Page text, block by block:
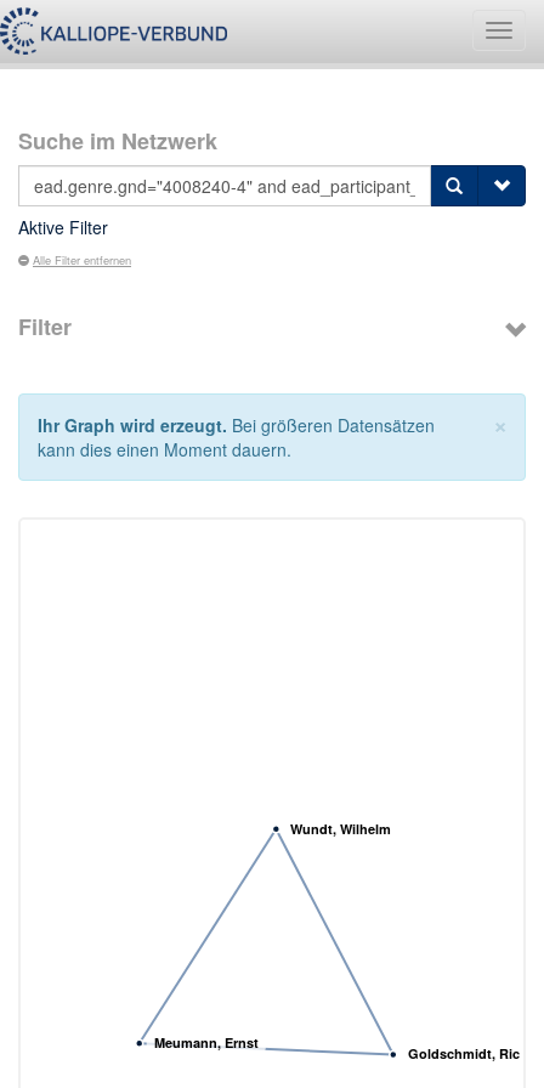
Suche im Netzwerk
Aktive Filter
Alle Filter entfernen
Filter
×
Ihr Graph wird erzeugt. Bei größeren Datensätzen
kann dies einen Moment dauern.
Goldschmidt,
Wundt, Wilhelm
Meumann, Ernst